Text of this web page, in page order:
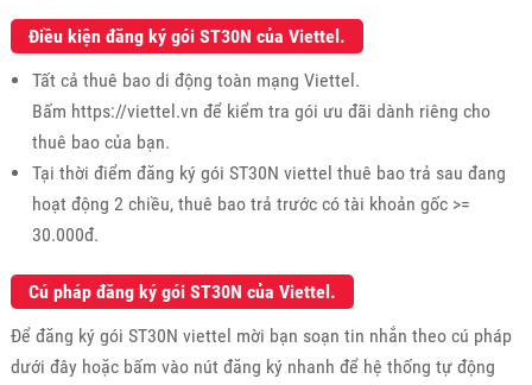
Điều kiện đăng ký gói ST30N của Viettel.
Tất cả thuê bao di động toàn mạng Viettel.
Bấm https://viettel.vn để kiểm tra gói ưu đãi dành riêng cho
thuê bao của bạn.
Tại thời điểm đăng ký gói ST30N viettel thuê bao trả sau đang
hoạt động 2 chiều, thuê bao trả trước có tài khoản gốc >=
30.000đ.
Cú pháp đăng ký gói ST30N của Viettel.
Để đăng ký gói ST30N viettel mời bạn soạn tin nhắn theo cú pháp
dưới đây hoặc bấm vào nút đăng ký nhanh để hệ thống tự động